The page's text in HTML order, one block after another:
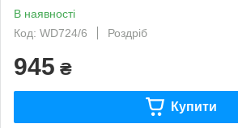
В наявності
Код: WD724/6
Роздріб
945 ₴
Купити